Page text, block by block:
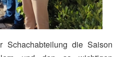
Schachabteilung die Saison